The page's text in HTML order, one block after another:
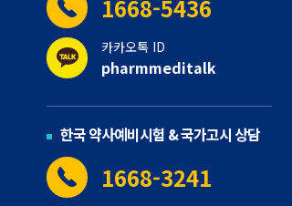
1668-5436
카카오톡 ID
pharmmeditalk
한국 약사예비시험 & 국가고시 상담
1668-3241